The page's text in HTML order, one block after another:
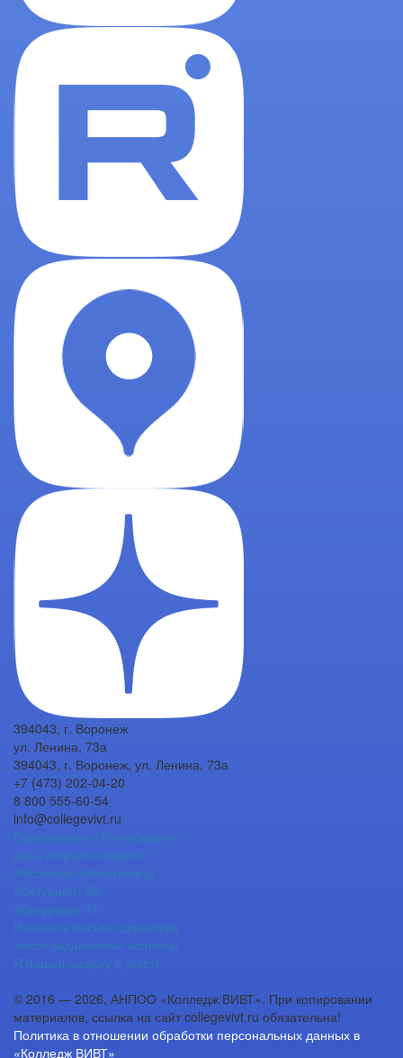
394043, г. Воронеж
ул. Ленина, 73а
394043, г. Воронеж, ул. Ленина, 73а
+7 (473) 202-04-20
8 800 555-60-54
info@collegevivt.ru
Приложение «Технобашня»
День открытых дверей
Фестиваль абитуриента
Абитуриент ВК
Абитуриент ТГ
Написать письмо директору
Часто задаваемые вопросы
Я нашел ошибку в тексте
© 2016 — 2026, АНПОО «Колледж ВИВТ». При копировании
материалов, ссылка на сайт collegevivt.ru обязательна!
Политика в отношении обработки персональных данных в
«Колледж ВИВТ»